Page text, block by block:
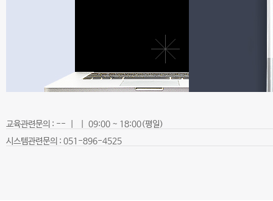
교육관련문의 : -- | | 09:00 ~ 18:00(평일)
시스템관련문의 : 051-896-4525